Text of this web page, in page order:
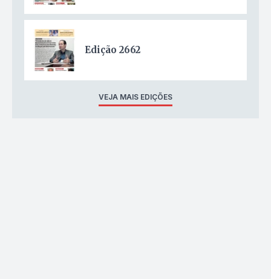
Edição 2662
VEJA MAIS EDIÇÕES